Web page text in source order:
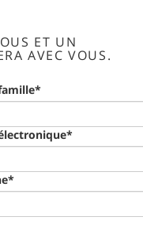
ET UN
AVEC VOUS.